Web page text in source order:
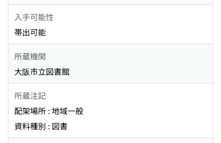
入手可能性
帯出可能
所蔵機関
大阪市立図書館
所蔵注記
配架場所 : 地域一般
資料種別 : 図書